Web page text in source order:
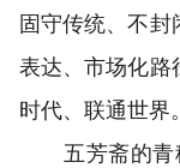
固守传统、不
表达、市场化路
时代、联通世界。
五芳斋的青稞